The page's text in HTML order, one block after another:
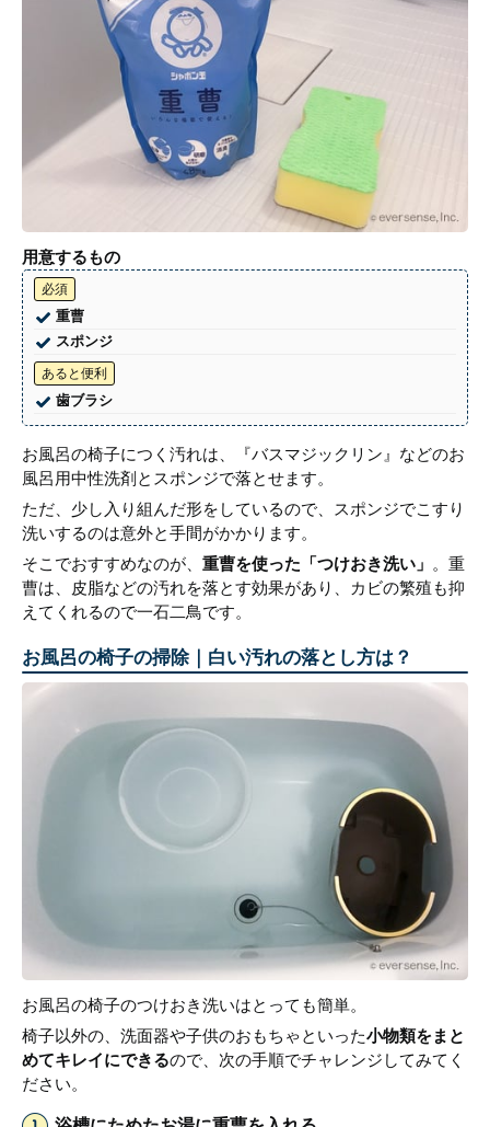
用意するもの
必須
重曹
スポンジ
あると便利
歯ブラシ
お風呂の椅子につく汚れは、『バスマジックリン』などのお
風呂用中性洗剤とスポンジで落とせます。
ただ、少し入り組んだ形をしているので、スポンジでこすり
洗いするのは意外と手間がかかります。
そこでおすすめなのが、 重曹を使った「つけおき洗い」 。重
曹は、皮脂などの汚れを落とす効果があり、カビの繁殖も抑
えてくれるので一石二鳥です。
お風呂の椅子の掃除｜白い汚れの落とし方は？
お風呂の椅子のつけおき洗いはとっても簡単。
椅子以外の、洗面器や子供のおもちゃといった小物類をまと
めてキレイにできるので、次の手順でチャレンジしてみてく
ださい。